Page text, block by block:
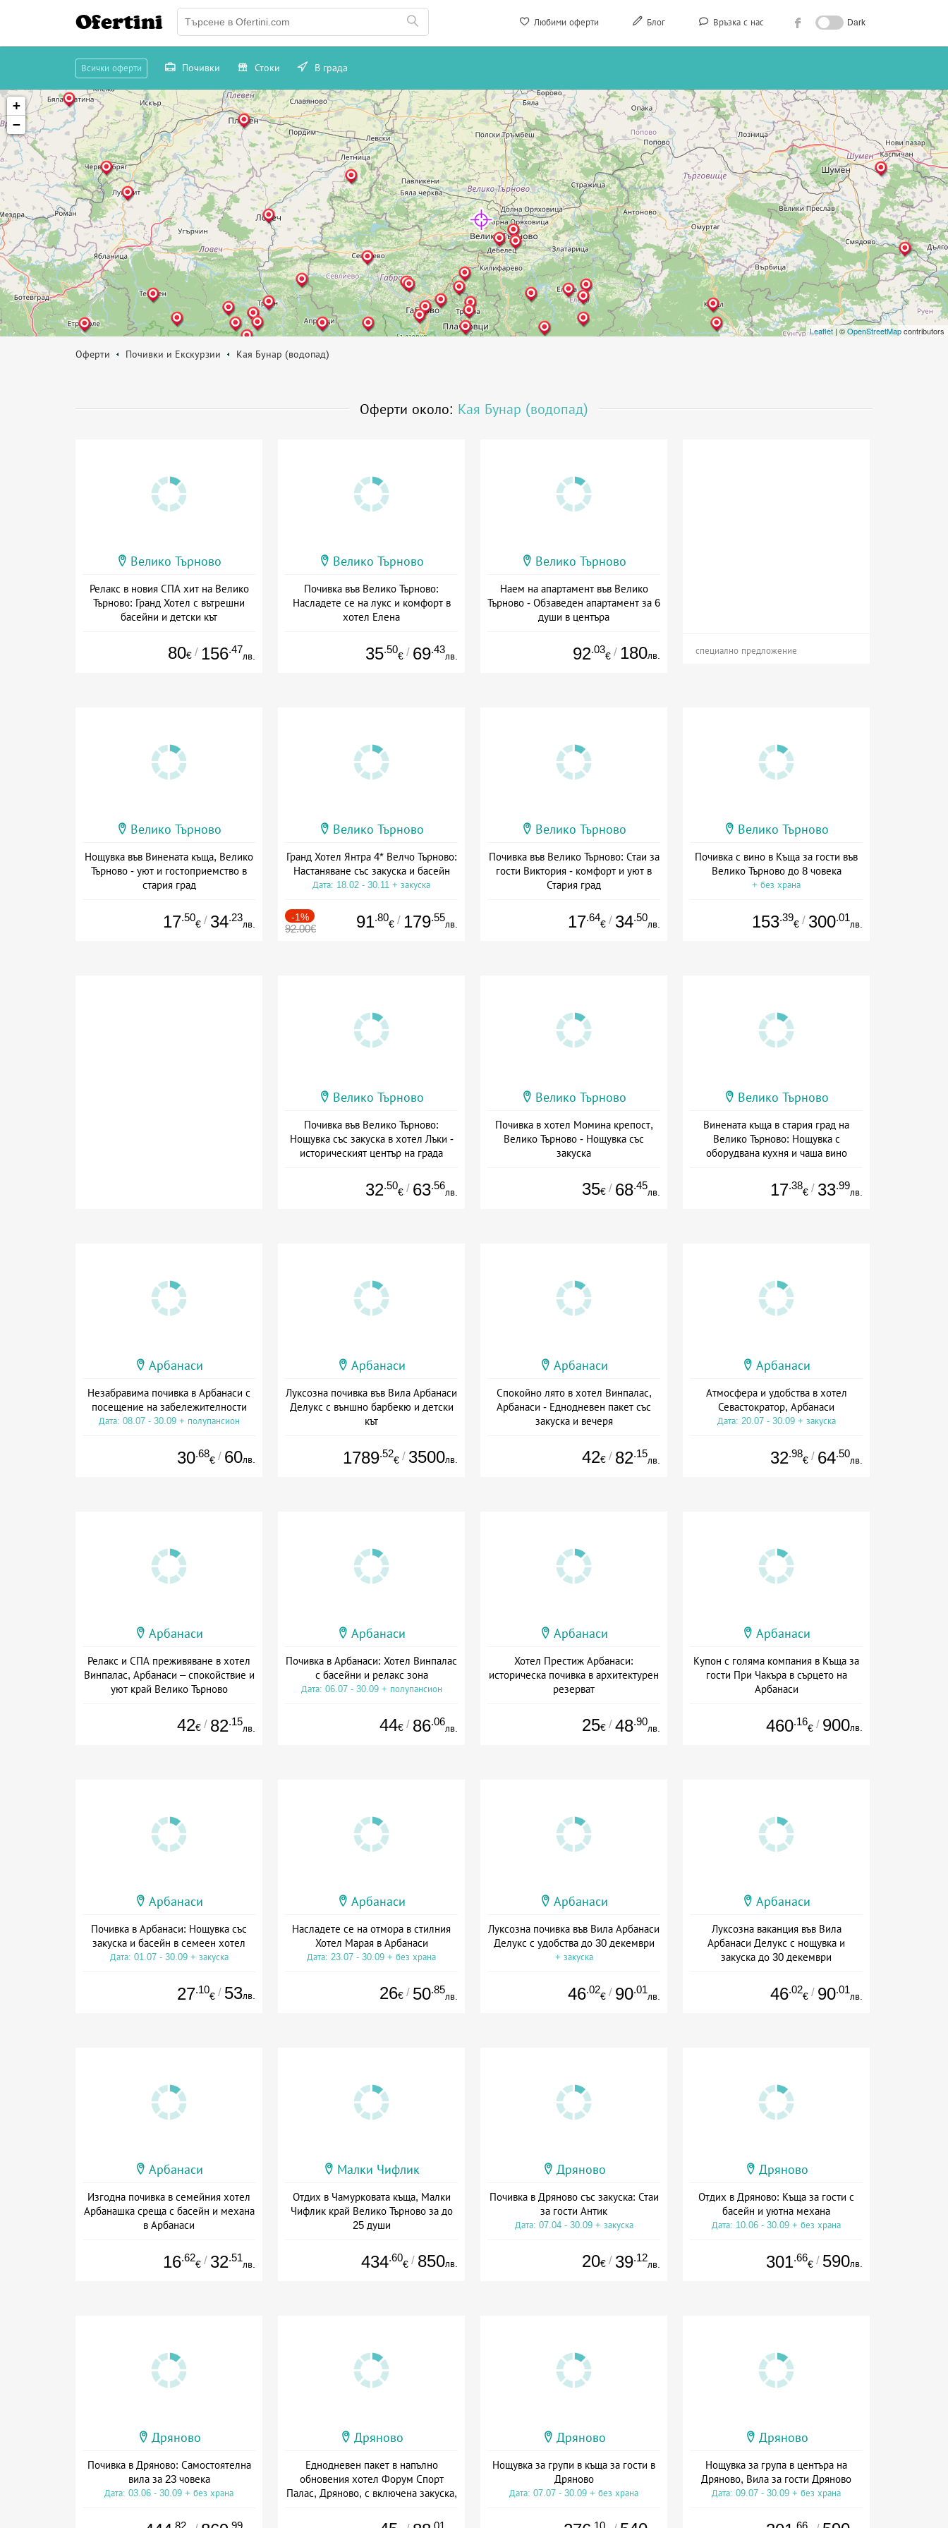
Любими оферти Блог Връзка с нас Dark
Ofertini
Всички оферти Почивки Стоки В града
+
−
Leaflet| ©OpenStreetMapcontributors
Оферти Почивки и Екскурзии Кая Бунар (водопад)
Оферти около: Кая Бунар (водопад)
Велико Търново
Релакс в новия СПА хит на Велико
Търново: Гранд Хотел с вътрешни
басейни и детски кът
80€ / 156.47
лв.
Велико Търново
Почивка във Велико Търново:
Насладете се на лукс и комфорт в
хотел Елена
35.50
€ / 69.43
лв.
Велико Търново
Наем на апартамент във Велико
Търново - Обзаведен апартамент за 6
души в центъра
92.03
€ / 180лв. специално предложение
Велико Търново
Нощувка във Винената къща, Велико
Търново - уют и гостоприемство в
стария град
17.50
€ / 34.23
лв.
Велико Търново
Гранд Хотел Янтра 4* Велчо Търново:
Настаняване със закуска и басейн
Дата: 18.02 - 30.11 + закуска
-1%
92.00€ 91.80
€ / 179.55
лв.
Велико Търново
Почивка във Велико Търново: Стаи за
гости Виктория - комфорт и уют в
Стария град
17.64
€ / 34.50
лв.
Велико Търново
Почивка с вино в Къща за гости във
Велико Търново до 8 човека
+ без храна
153.39
€ / 300.01
лв.
Велико Търново
Почивка във Велико Търново:
Нощувка със закуска в хотел Лъки -
историческият център на града
32.50
€ / 63.56
лв.
Велико Търново
Почивка в хотел Момина крепост,
Велико Търново - Нощувка със
закуска
35€ / 68.45
лв.
Велико Търново
Винената къща в стария град на
Велико Търново: Нощувка с
оборудвана кухня и чаша вино
17.38
€ / 33.99
лв.
Арбанаси
Незабравима почивка в Арбанаси с
посещение на забележителности
Дата: 08.07 - 30.09 + полупансион
30.68
€ / 60лв.
Арбанаси
Луксозна почивка във Вила Арбанаси
Делукс с външно барбекю и детски
кът
1789.52
€ / 3500лв.
Арбанаси
Спокойно лято в хотел Винпалас,
Арбанаси - Еднодневен пакет със
закуска и вечеря
42€ / 82.15
лв.
Арбанаси
Атмосфера и удобства в хотел
Севастократор, Арбанаси
Дата: 20.07 - 30.09 + закуска
32.98
€ / 64.50
лв.
Арбанаси
Релакс и СПА преживяване в хотел
Винпалас, Арбанаси – спокойствие и
уют край Велико Търново
42€ / 82.15
лв.
Арбанаси
Почивка в Арбанаси: Хотел Винпалас
с басейни и релакс зона
Дата: 06.07 - 30.09 + полупансион
44€ / 86.06
лв.
Арбанаси
Хотел Престиж Арбанаси:
историческа почивка в архитектурен
резерват
25€ / 48.90
лв.
Арбанаси
Купон с голяма компания в Къща за
гости При Чакъра в сърцето на
Арбанаси
460.16
€ / 900лв.
Арбанаси
Почивка в Арбанаси: Нощувка със
закуска и басейн в семеен хотел
Дата: 01.07 - 30.09 + закуска
27.10
€ / 53лв.
Арбанаси
Насладете се на отмора в стилния
Хотел Марая в Арбанаси
Дата: 23.07 - 30.09 + без храна
26€ / 50.85
лв.
Арбанаси
Луксозна почивка във Вила Арбанаси
Делукс с удобства до 30 декември
+ закуска
46.02
€ / 90.01
лв.
Арбанаси
Луксозна ваканция във Вила
Арбанаси Делукс с нощувка и
закуска до 30 декември
46.02
€ / 90.01
лв.
Арбанаси
Изгодна почивка в семейния хотел
Арбанашка среща с басейн и механа
в Арбанаси
16.62
€ / 32.51
лв.
Малки Чифлик
Отдих в Чамурковата къща, Малки
Чифлик край Велико Търново за до
25 души
434.60
€ / 850лв.
Дряново
Почивка в Дряново със закуска: Стаи
за гости Антик
Дата: 07.04 - 30.09 + закуска
20€ / 39.12
лв.
Дряново
Отдих в Дряново: Къща за гости с
басейн и уютна механа
Дата: 10.06 - 30.09 + без храна
301.66
€ / 590лв.
Дряново
Почивка в Дряново: Самостоятелна
вила за 23 човека
Дата: 03.06 - 30.09 + без храна
.82 .99
Дряново
Еднодневен пакет в напълно
обновения хотел Форум Спорт
Палас, Дряново, с включена закуска,
Дата: 15.06 - 06.09 + полупансион
.01
Дряново
Нощувка за групи в къща за гости в
Дряново
Дата: 07.07 - 30.09 + без храна
.10
Дряново
Нощувка за група в центъра на
Дряново, Вила за гости Дряново
Дата: 09.07 - 30.09 + без храна
.66